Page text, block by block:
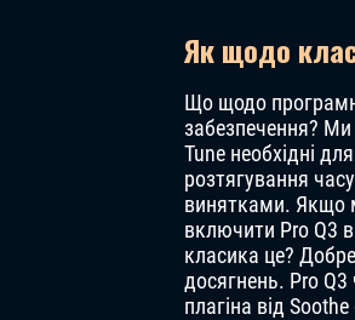
Як щодо
Що щодо
забезпечення? Ми
Tune необхідні
розтягування
винятками. Якщо
включити Pro Q3
класика це?
досягнень. Pro
плагіна від